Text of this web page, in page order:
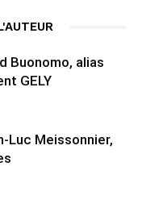
Buonomo, alias
GELY
Luc Meissonnier,